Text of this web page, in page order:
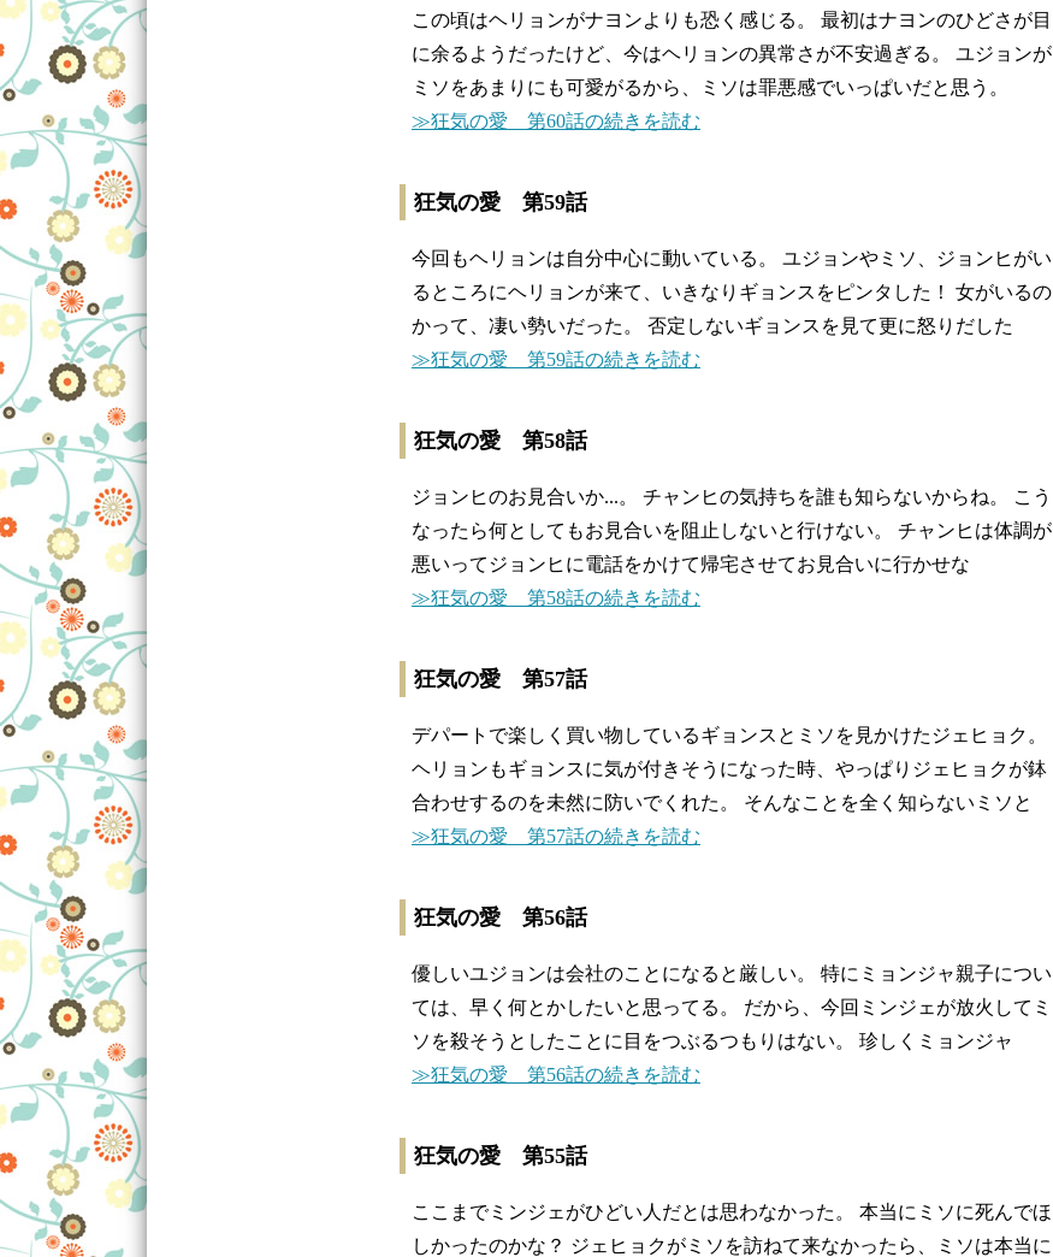
この頃はヘリョンがナヨンよりも恐く感じる。 最初はナヨンのひどさが目
に余るようだったけど、今はヘリョンの異常さが不安過ぎる。 ユジョンが
ミソをあまりにも可愛がるから、ミソは罪悪感でいっぱいだと思う。
≫狂気の愛 第60話の続きを読む
狂気の愛 第59話
今回もヘリョンは自分中心に動いている。 ユジョンやミソ、ジョンヒがい
るところにヘリョンが来て、いきなりギョンスをピンタした！ 女がいるの
かって、凄い勢いだった。 否定しないギョンスを見て更に怒りだした
≫狂気の愛 第59話の続きを読む
狂気の愛 第58話
ジョンヒのお見合いか...。 チャンヒの気持ちを誰も知らないからね。 こう
なったら何としてもお見合いを阻止しないと行けない。 チャンヒは体調が
悪いってジョンヒに電話をかけて帰宅させてお見合いに行かせな
≫狂気の愛 第58話の続きを読む
狂気の愛 第57話
デパートで楽しく買い物しているギョンスとミソを見かけたジェヒョク。
ヘリョンもギョンスに気が付きそうになった時、やっぱりジェヒョクが鉢
合わせするのを未然に防いでくれた。 そんなことを全く知らないミソと
≫狂気の愛 第57話の続きを読む
狂気の愛 第56話
優しいユジョンは会社のことになると厳しい。 特にミョンジャ親子につい
ては、早く何とかしたいと思ってる。 だから、今回ミンジェが放火してミ
ソを殺そうとしたことに目をつぶるつもりはない。 珍しくミョンジャ
≫狂気の愛 第56話の続きを読む
狂気の愛 第55話
ここまでミンジェがひどい人だとは思わなかった。 本当にミソに死んでほ
しかったのかな？ ジェヒョクがミソを訪ねて来なかったら、ミソは本当に